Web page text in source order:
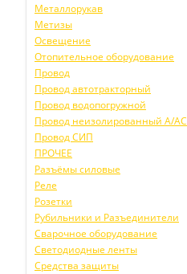
Металлорукав
Метизы
Освещение
Отопительное оборудование
Провод
Провод автотракторный
Провод водопогружной
Провод неизолированный А/АС
Провод СИП
ПРОЧЕЕ
Разъёмы силовые
Реле
Розетки
Рубильники и Разъединители
Сварочное оборудование
Светодиодные ленты
Средства защиты